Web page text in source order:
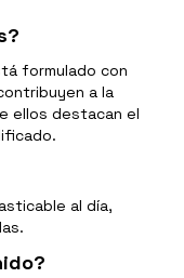
formulado con
a la
ellos destacan el
al día,